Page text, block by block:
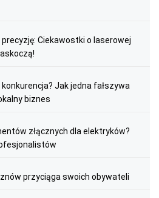
Ciekawostki o laserowej
Jak jedna fałszywa
biznes
złącznych dla elektryków?
przyciąga swoich obywateli